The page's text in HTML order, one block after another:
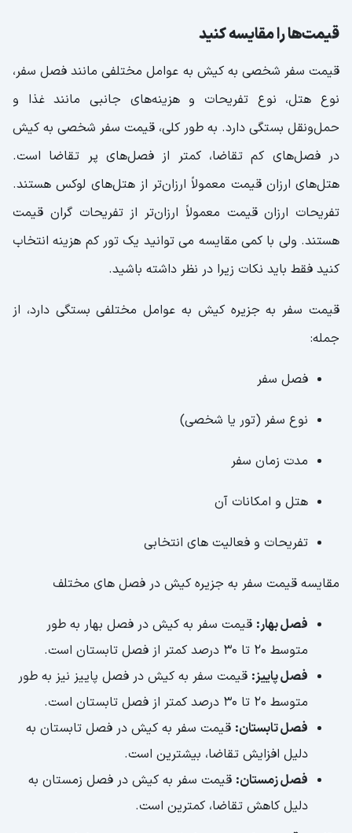
قیمت‌ها را مقایسه کنید
قیمت سفر شخصی به کیش به عوامل مختلفی مانند فصل سفر،
نوع هتل، نوع تفریحات و هزینه‌های جانبی مانند غذا و
حمل‌ونقل بستگی دارد. به طور کلی، قیمت سفر شخصی به کیش
در فصل‌های کم تقاضا، کمتر از فصل‌های پر تقاضا است.
هتل‌های ارزان قیمت معمولاً ارزان‌تر از هتل‌های لوکس هستند.
تفریحات ارزان قیمت معمولاً ارزان‌تر از تفریحات گران قیمت
هستند. ولی با کمی مقایسه می توانید یک تور کم هزینه انتخاب
کنید فقط باید نکات زیرا در نظر داشته باشید.
قیمت سفر به جزیره کیش به عوامل مختلفی بستگی دارد، از
جمله:
فصل سفر
نوع سفر (تور یا شخصی)
مدت زمان سفر
هتل و امکانات آن
تفریحات و فعالیت های انتخابی
مقایسه قیمت سفر به جزیره کیش در فصل های مختلف
فصل بهار: قیمت سفر به کیش در فصل بهار به طور
متوسط 20 تا 30 درصد کمتر از فصل تابستان است.
فصل پاییز: قیمت سفر به کیش در فصل پاییز نیز به طور
متوسط 20 تا 30 درصد کمتر از فصل تابستان است.
فصل تابستان: قیمت سفر به کیش در فصل تابستان به
دلیل افزایش تقاضا، بیشترین است.
فصل زمستان: قیمت سفر به کیش در فصل زمستان به
دلیل کاهش تقاضا، کمترین است.